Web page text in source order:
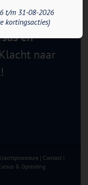
en
naar
| Contact |
& Opleiding
t/m 31-08-2026
kortingsacties)